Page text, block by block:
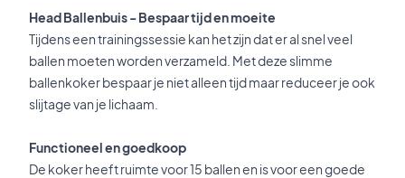
Head Ballenbuis - Bespaar tijd en moeite
Tijdens een trainingssessie kan het zijn dat er al snel veel
ballen moeten worden verzameld. Met deze slimme
ballenkoker bespaar je niet alleen tijd maar reduceer je ook
slijtage van je lichaam.
Functioneel en goedkoop
De koker heeft ruimte voor 15 ballen en is voor een goede